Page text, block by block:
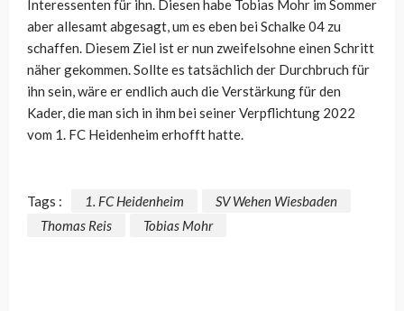
Interessenten für ihn. Diesen habe Tobias Mohr im Sommer
aber allesamt abgesagt, um es eben bei Schalke 04 zu
schaffen. Diesem Ziel ist er nun zweifelsohne einen Schritt
näher gekommen. Sollte es tatsächlich der Durchbruch für
ihn sein, wäre er endlich auch die Verstärkung für den
Kader, die man sich in ihm bei seiner Verpflichtung 2022
vom 1. FC Heidenheim erhofft hatte.
Tags : 1. FC Heidenheim
SV Wehen Wiesbaden
Thomas Reis
Tobias Mohr